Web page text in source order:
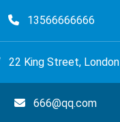
13566666666
22 King Street, London
666@qq.com